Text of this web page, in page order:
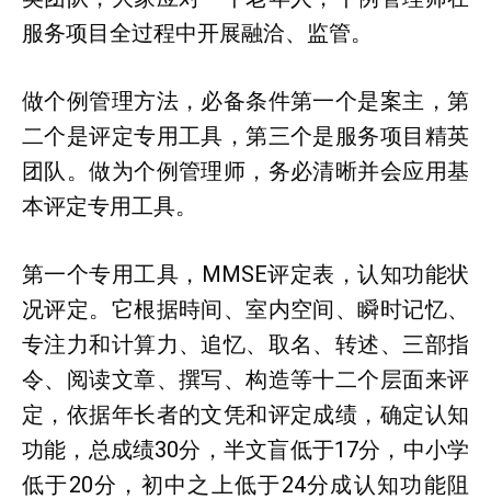
服务项目全过程中开展融洽、监管。
做个例管理方法，必备条件第一个是案主，第
二个是评定专用工具，第三个是服务项目精英
团队。做为个例管理师，务必清晰并会应用基
本评定专用工具。
第一个专用工具，MMSE评定表，认知功能状
况评定。它根据時间、室内空间、瞬时记忆、
专注力和计算力、追忆、取名、转述、三部指
令、阅读文章、撰写、构造等十二个层面来评
定，依据年长者的文凭和评定成绩，确定认知
功能，总成绩30分，半文盲低于17分，中小学
低于20分，初中之上低于24分成认知功能阻